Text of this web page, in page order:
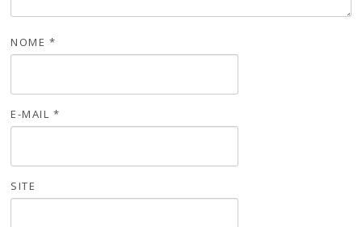
NOME *
E-MAIL *
SITE